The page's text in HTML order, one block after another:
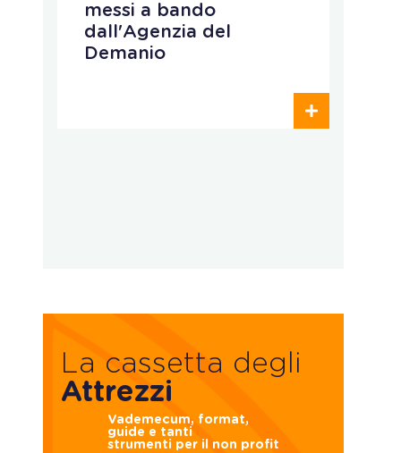
messi a bando
dall'Agenzia del
Demanio
La cassetta degli
Attrezzi
Vademecum, format,
guide e tanti
strumenti per il non profit